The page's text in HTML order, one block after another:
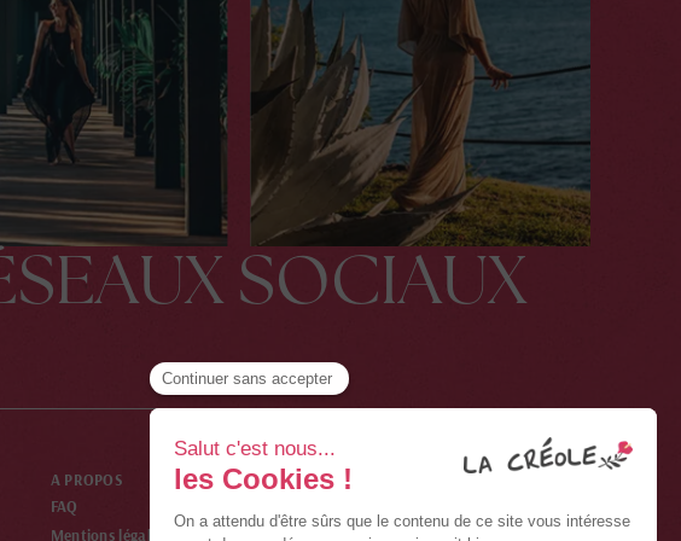
SOCIAUX
A PROPOS
FAQ
Mentions légales
PROFESSIONNEL
Agent de voyages